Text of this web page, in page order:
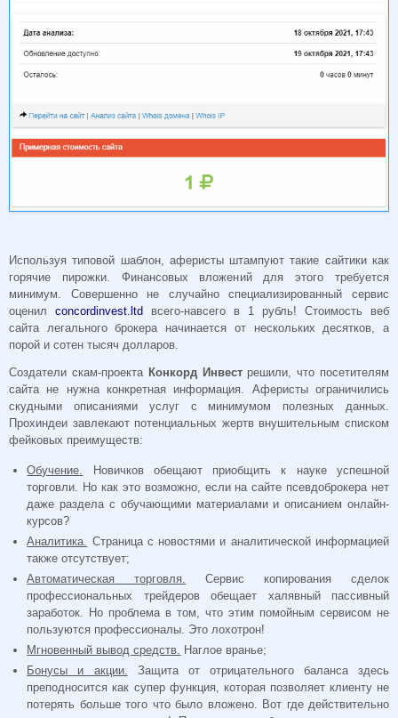
Используя типовой шаблон, аферисты штампуют такие сайтики как
горячие пирожки. Финансовых вложений для этого требуется
минимум. Совершенно не случайно специализированный сервис
оценил concordinvest.ltd всего-навсего в 1 рубль! Стоимость веб
сайта легального брокера начинается от нескольких десятков, а
порой и сотен тысяч долларов.
Создатели скам-проекта Конкорд Инвестрешили, что посетителям
сайта не нужна конкретная информация. Аферисты ограничились
скудными описаниями услуг с минимумом полезных данных.
Прохиндеи завлекают потенциальных жертв внушительным списком
фейковых преимуществ:
Обучение. Новичков обещают приобщить к науке успешной
торговли. Но как это возможно, если на сайте псевдоброкера нет
даже раздела с обучающими материалами и описанием онлайн-
курсов?
Аналитика. Страница с новостями и аналитической информацией
также отсутствует;
Автоматическая торговля. Сервис копирования сделок
профессиональных трейдеров обещает халявный пассивный
заработок. Но проблема в том, что этим помойным сервисом не
пользуются профессионалы. Это лохотрон!
Мгновенный вывод средств. Наглое вранье;
Бонусы и акции. Защита от отрицательного баланса здесь
преподносится как супер функция, которая позволяет клиенту не
потерять больше того что было вложено. Вот где действительно